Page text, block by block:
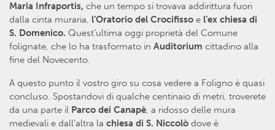
Maria Infraportis, che un tempo si trovava addirittura fuori
dalla cinta muraria, l’Oratorio del Crocifisso e l’ex chiesa di
S. Domenico. Quest’ultima oggi proprietà del Comune
folignate, che lo ha trasformato in Auditorium cittadino alla
fine del Novecento.
A questo punto il vostro giro su cosa vedere a Foligno è quasi
concluso. Spostandovi di qualche centinaio di metri, troverete
da una parte il Parco dei Canapè, a ridosso delle mura
medievali e dall’altra la chiesa di S. Niccolò dove è